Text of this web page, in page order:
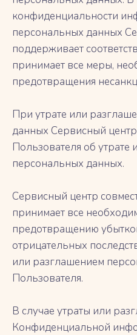
конфиденциальности
персональных данных
поддерживает
принимает все меры,
предотвращения
При утрате или
данных Сервисный
Пользователя об утрате
персональных данных.
Сервисный центр
принимает все
предотвращению
отрицательных
или разглашением
Пользователя.
В случае утраты или
Конфиденциальной